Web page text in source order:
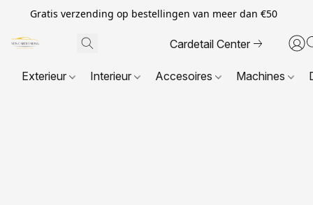
Gratis verzending op bestellingen van meer dan €50
Cardetail Center
Exterieur Interieur Accesoires Machines